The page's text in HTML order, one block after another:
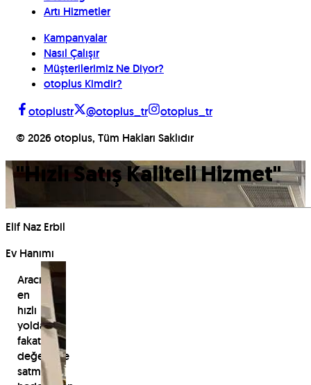
Artı Hizmetler
Kampanyalar
Nasıl Çalışır
Müşterilerimiz Ne Diyor?
otoplus Kimdir?
otoplustr
@otoplus_tr
otoplus_tr
© 2026 otoplus, Tüm Hakları Saklıdır
"Hızlı Satış Kaliteli Hizmet"
Elif Naz Erbil
Ev Hanımı
Aracını
en
hızlı
yoldan
fakat
değerinde
satmayı